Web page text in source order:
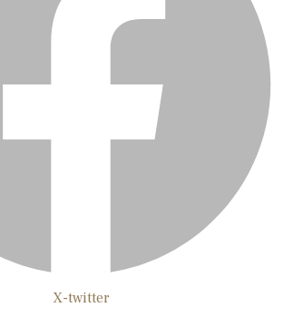
X-twitter